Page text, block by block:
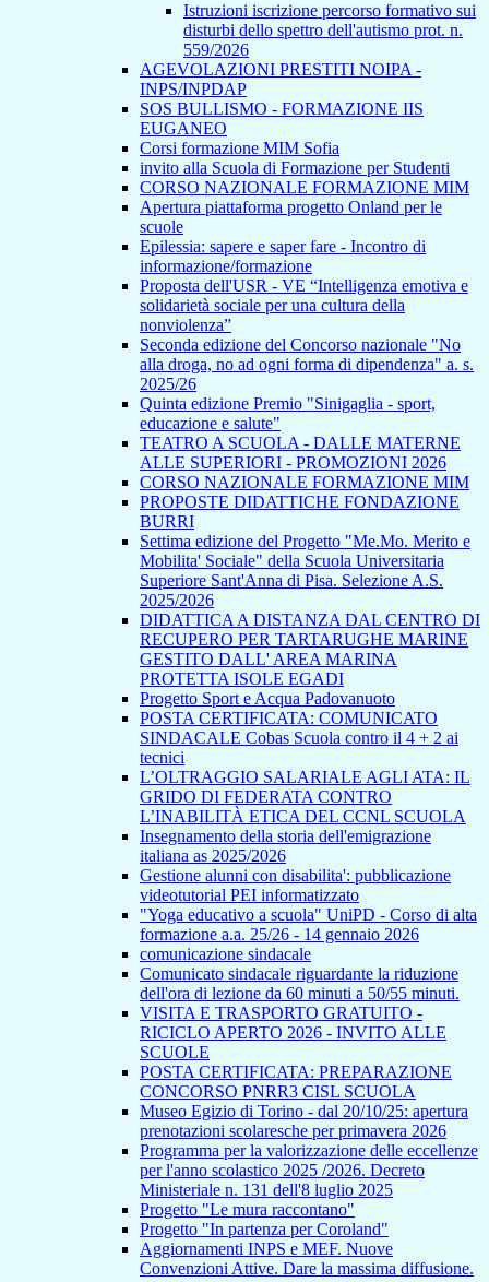
Istruzioni iscrizione percorso formativo sui
disturbi dello spettro dell'autismo prot. n.
559/2026
AGEVOLAZIONI PRESTITI NOIPA -
INPS/INPDAP
SOS BULLISMO - FORMAZIONE IIS
EUGANEO
Corsi formazione MIM Sofia
invito alla Scuola di Formazione per Studenti
CORSO NAZIONALE FORMAZIONE MIM
Apertura piattaforma progetto Onland per le
scuole
Epilessia: sapere e saper fare - Incontro di
informazione/formazione
Proposta dell'USR - VE “Intelligenza emotiva e
solidarietà sociale per una cultura della
nonviolenza”
Seconda edizione del Concorso nazionale "No
alla droga, no ad ogni forma di dipendenza" a. s.
2025/26
Quinta edizione Premio "Sinigaglia - sport,
educazione e salute"
TEATRO A SCUOLA - DALLE MATERNE
ALLE SUPERIORI - PROMOZIONI 2026
CORSO NAZIONALE FORMAZIONE MIM
PROPOSTE DIDATTICHE FONDAZIONE
BURRI
Settima edizione del Progetto "Me.Mo. Merito e
Mobilita' Sociale" della Scuola Universitaria
Superiore Sant'Anna di Pisa. Selezione A.S.
2025/2026
DIDATTICA A DISTANZA DAL CENTRO DI
RECUPERO PER TARTARUGHE MARINE
GESTITO DALL' AREA MARINA
PROTETTA ISOLE EGADI
Progetto Sport e Acqua Padovanuoto
POSTA CERTIFICATA: COMUNICATO
SINDACALE Cobas Scuola contro il 4 + 2 ai
tecnici
L’OLTRAGGIO SALARIALE AGLI ATA: IL
GRIDO DI FEDERATA CONTRO
L’INABILITÀ ETICA DEL CCNL SCUOLA
Insegnamento della storia dell'emigrazione
italiana as 2025/2026
Gestione alunni con disabilita': pubblicazione
videotutorial PEI informatizzato
"Yoga educativo a scuola" UniPD - Corso di alta
formazione a.a. 25/26 - 14 gennaio 2026
comunicazione sindacale
Comunicato sindacale riguardante la riduzione
dell'ora di lezione da 60 minuti a 50/55 minuti.
VISITA E TRASPORTO GRATUITO -
RICICLO APERTO 2026 - INVITO ALLE
SCUOLE
POSTA CERTIFICATA: PREPARAZIONE
CONCORSO PNRR3 CISL SCUOLA
Museo Egizio di Torino - dal 20/10/25: apertura
prenotazioni scolaresche per primavera 2026
Programma per la valorizzazione delle eccellenze
per l'anno scolastico 2025 /2026. Decreto
Ministeriale n. 131 dell'8 luglio 2025
Progetto "Le mura raccontano"
Progetto "In partenza per Coroland"
Aggiornamenti INPS e MEF. Nuove
Convenzioni Attive. Dare la massima diffusione.